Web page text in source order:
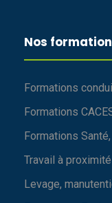
Nos
Formations
Formations
Formations
Travail à
Levage,